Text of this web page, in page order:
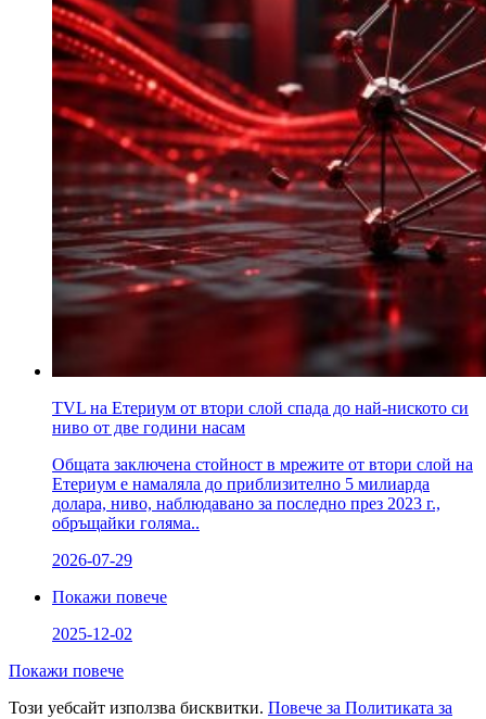
TVL на Етериум от втори слой спада до най-ниското си
ниво от две години насам
Общата заключена стойност в мрежите от втори слой на
Етериум е намаляла до приблизително 5 милиарда
долара, ниво, наблюдавано за последно през 2023 г.,
обръщайки голяма..
2026-07-29
Покажи повече
2025-12-02
Покажи повече
Този уебсайт използва бисквитки. Повече за Политиката за